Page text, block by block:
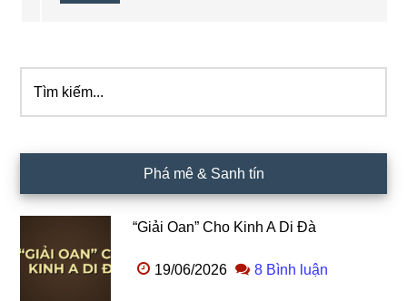
Sidebar
chính
kiếm...
Phá mê & Sanh tín
“Giải Oan” Cho Kinh A Di Đà
19/06/2026 8 Bình luận